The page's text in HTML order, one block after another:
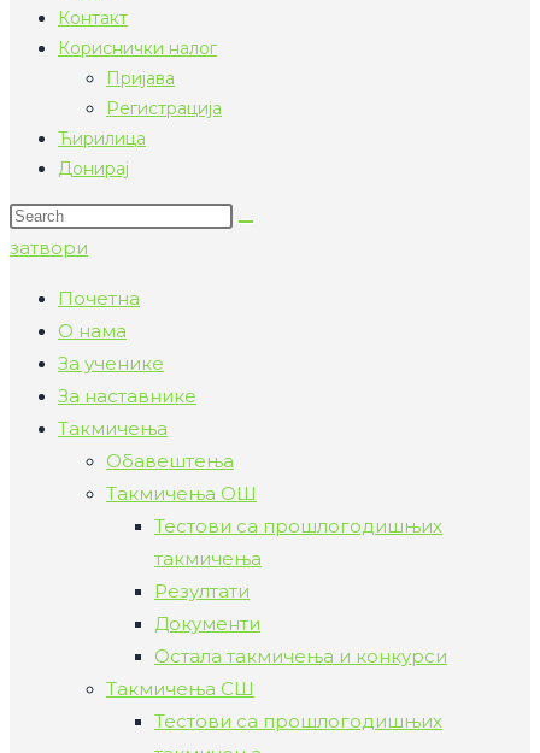
Контакт
Кориснички налог
Пријава
Регистрација
Ћирилица
Донирај
Search
тхис
затвори
Почетна
О нама
За ученике
За наставнике
Такмичења
Обавештења
Такмичења ОШ
Тестови са прошлогодишњих
такмичења
Резултати
Документи
Остала такмичења и конкурси
Такмичења СШ
Тестови са прошлогодишњих